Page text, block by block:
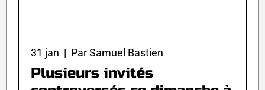
31 jan | Par Samuel Bastien
Plusieurs invités